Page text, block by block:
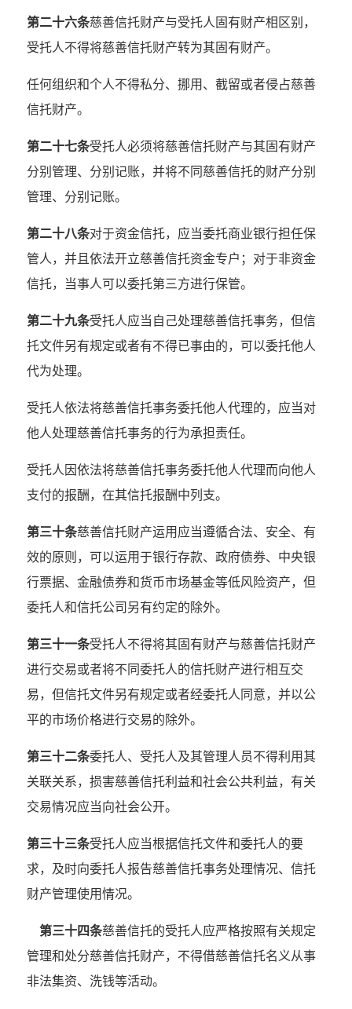
第二十六条慈善信托财产与受托人固有财产相区别，
受托人不得将慈善信托财产转为其固有财产。
任何组织和个人不得私分、挪用、截留或者侵占慈善
信托财产。
第二十七条受托人必须将慈善信托财产与其固有财产
分别管理、分别记账，并将不同慈善信托的财产分别
管理、分别记账。
第二十八条对于资金信托，应当委托商业银行担任保
管人，并且依法开立慈善信托资金专户；对于非资金
信托，当事人可以委托第三方进行保管。
第二十九条受托人应当自己处理慈善信托事务，但信
托文件另有规定或者有不得已事由的，可以委托他人
代为处理。
受托人依法将慈善信托事务委托他人代理的，应当对
他人处理慈善信托事务的行为承担责任。
受托人因依法将慈善信托事务委托他人代理而向他人
支付的报酬，在其信托报酬中列支。
第三十条慈善信托财产运用应当遵循合法、安全、有
效的原则，可以运用于银行存款、政府债券、中央银
行票据、金融债券和货币市场基金等低风险资产，但
委托人和信托公司另有约定的除外。
第三十一条受托人不得将其固有财产与慈善信托财产
进行交易或者将不同委托人的信托财产进行相互交
易，但信托文件另有规定或者经委托人同意，并以公
平的市场价格进行交易的除外。
第三十二条委托人、受托人及其管理人员不得利用其
关联关系，损害慈善信托利益和社会公共利益，有关
交易情况应当向社会公开。
第三十三条受托人应当根据信托文件和委托人的要
求，及时向委托人报告慈善信托事务处理情况、信托
财产管理使用情况。
第三十四条慈善信托的受托人应严格按照有关规定
管理和处分慈善信托财产，不得借慈善信托名义从事
非法集资、洗钱等活动。